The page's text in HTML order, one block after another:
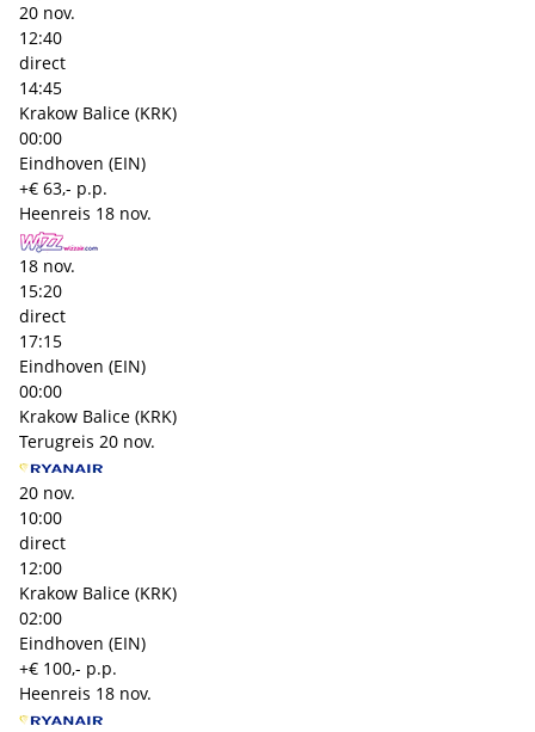
20 nov.
12:40
direct
14:45
Krakow Balice (KRK)
00:00
Eindhoven (EIN)
+€ 63,- p.p.
Heenreis 18 nov.
18 nov.
15:20
direct
17:15
Eindhoven (EIN)
00:00
Krakow Balice (KRK)
Terugreis 20 nov.
20 nov.
10:00
direct
12:00
Krakow Balice (KRK)
02:00
Eindhoven (EIN)
+€ 100,- p.p.
Heenreis 18 nov.